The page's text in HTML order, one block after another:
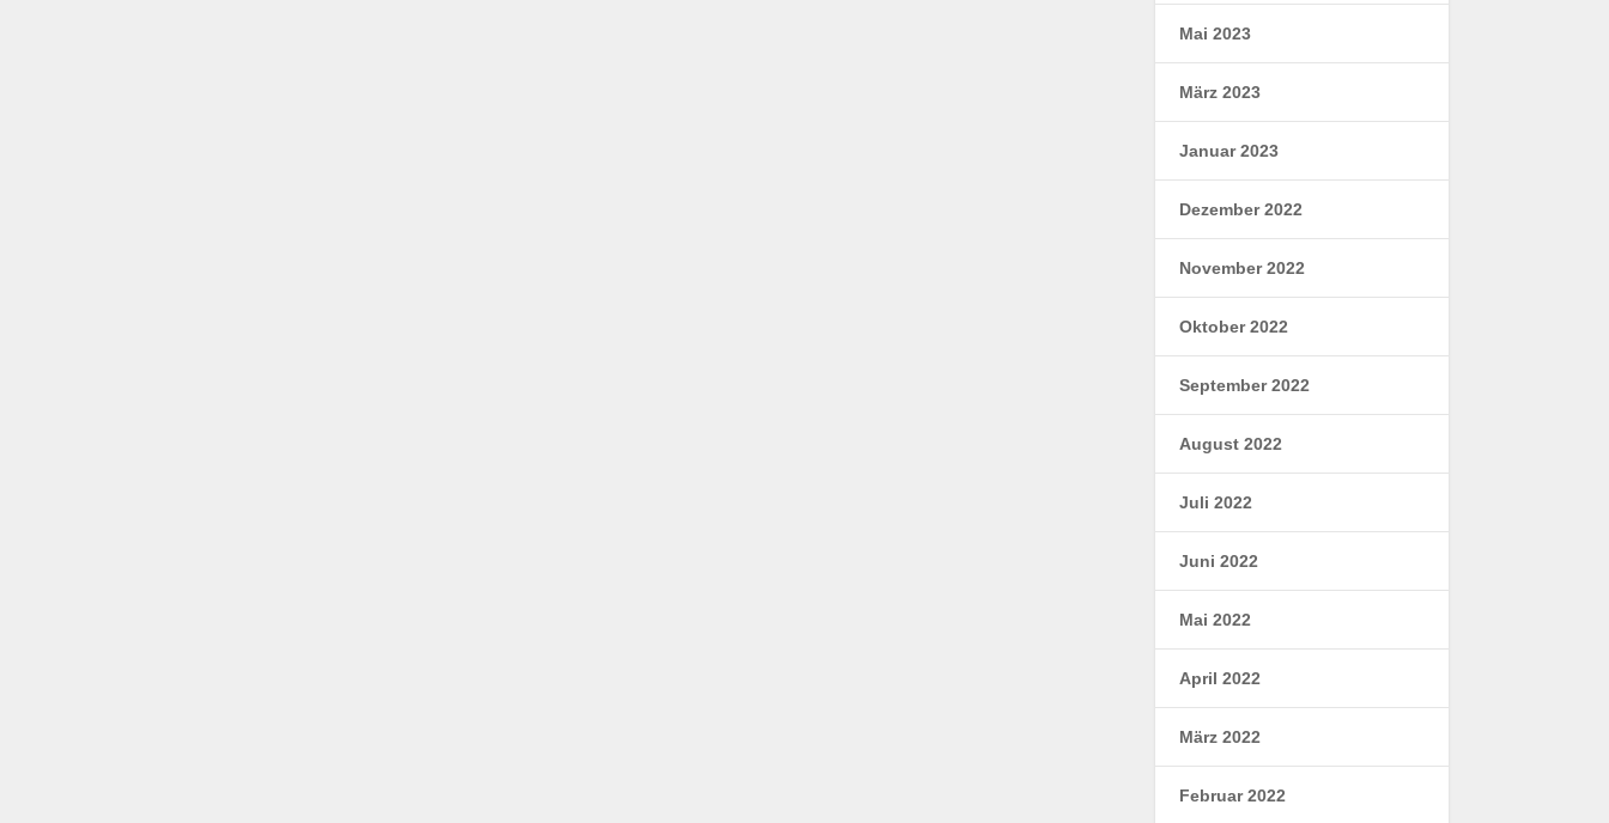
Mai 2023
März 2023
Januar 2023
Dezember 2022
November 2022
Oktober 2022
September 2022
August 2022
Juli 2022
Juni 2022
Mai 2022
April 2022
März 2022
Februar 2022